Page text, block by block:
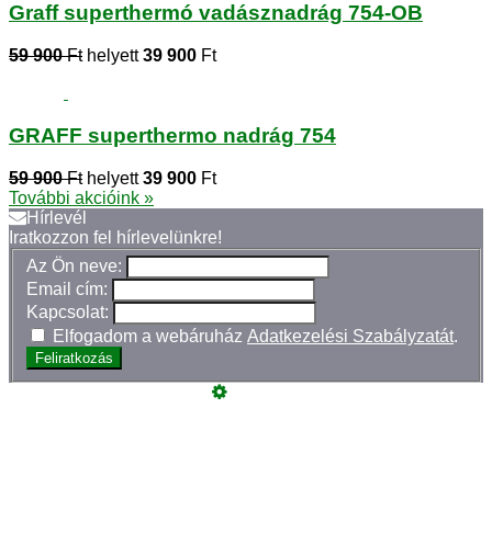
Graff superthermó vadásznadrág 754-OB
59 900 Fthelyett39 900 Ft
GRAFF superthermo nadrág 754
59 900 Fthelyett39 900 Ft
További akcióink »
Hírlevél
Iratkozzon fel hírlevelünkre!
Az Ön neve:
Email cím:
Kapcsolat:
Elfogadom a webáruház Adatkezelési Szabályzatát.
Feliratkozás